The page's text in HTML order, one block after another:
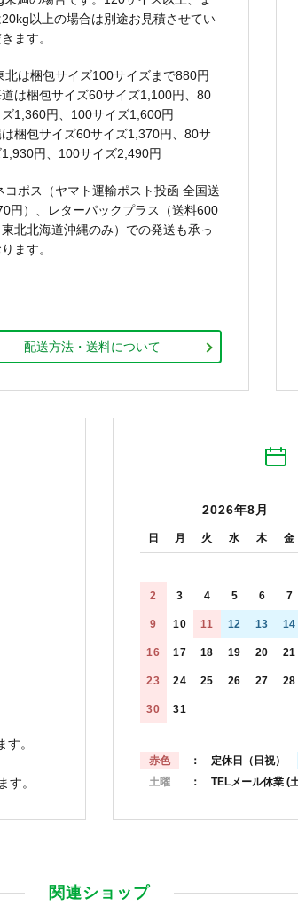
20kg以上の場合は別途お見積させてい
ます。
は梱包サイズ100サイズまで880円
は梱包サイズ60サイズ1,100円、80
1,360円、100サイズ1,600円
梱包サイズ60サイズ1,370円、80サ
1,930円、100サイズ2,490円
ポス（ヤマト運輸ポスト投函 全国送
円）、レターパックプラス（送料600
北北海道沖縄のみ）での発送も承っ
ます。
配送方法・送料について
。
す。
2026年8月
日 月 火 水 木 金
2 3 4 5 6 7
9 10 11 12 13 14
16 17 18 19 20 21
23 24 25 26 27 28
30 31
赤色 ： 定休日（日祝）
土曜
： TELメール休業 (
関連ショップ